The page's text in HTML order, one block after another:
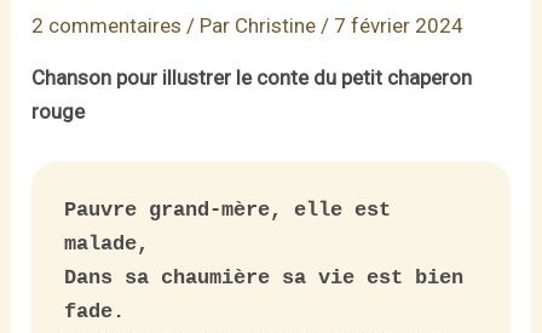
2 commentaires / Par Christine/ 7 février 2024
Chanson pour illustrer le conte du petit chaperon
rouge
Pauvre grand-mère, elle est
malade,
Dans sa chaumière sa vie est bien
fade.